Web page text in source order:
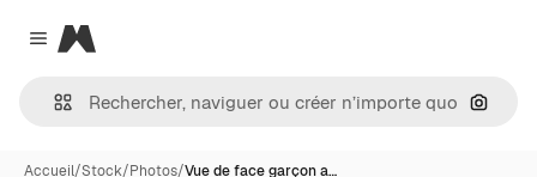
Close menu
Magnific
Accueil/Stock/Photos/Vue de face garçon a…